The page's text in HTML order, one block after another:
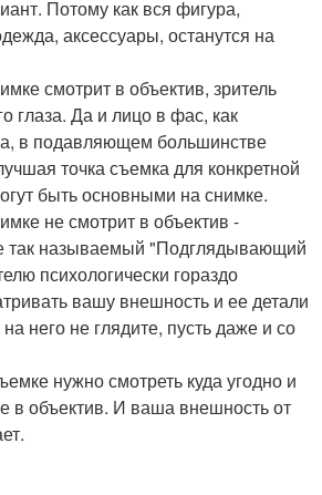
Потому как вся фигура,
аксессуары, останутся на
смотрит в объектив, зритель
глаза. Да и лицо в фас, как
в подавляющем большинстве
точка съемка для конкретной
быть основными на снимке.
не смотрит в объектив -
так называемый "Подглядывающий
психологически гораздо
вашу внешность и ее детали
него не глядите, пусть даже и со
нужно смотреть куда угодно и
в объектив. И ваша внешность от